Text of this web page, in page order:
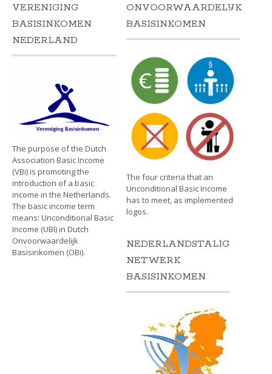
VERENIGING
BASISINKOMEN
NEDERLAND
The purpose of the Dutch
Association Basic Income
(VBi) is promoting the
introduction of a basic
income in the Netherlands.
The basic income term
means: Unconditional Basic
Income (UBI) in Dutch
Onvoorwaardelijk
Basisinkomen (OBi).
ONVOORWAARDELIJK
BASISINKOMEN
The four criteria that an
Unconditional Basic Income
has to meet, as implemented
logos.
NEDERLANDSTALIG
NETWERK
BASISINKOMEN